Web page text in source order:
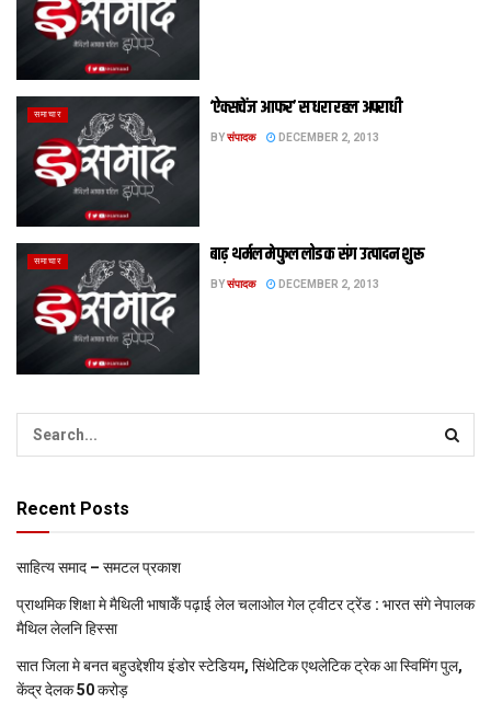
समाचार ‘ऐक्सचेंज आफर’ स धरा रहल अपराधी
BYसंपादक DECEMBER 2, 2013
समाचार बाढ़ थर्मल मे फुल लोड क संग उत्पादन शुरू
BYसंपादक DECEMBER 2, 2013
Recent Posts
साहित्य समाद – समटल प्रकाश
प्राथमिक शि‍क्षा मे मैथि‍ली भाषाकेँ पढ़ाई लेल चलाओल गेल ट्वीटर ट्रेंड : भारत संगे नेपालक
मैथिल लेलनि हिस्सा
सात जिला मे बनत बहुउद्देशीय इंडोर स्‍टेडि‍यम, सिंथेटिक एथलेटिक ट्रेक आ स्विमिंग पुल,
केंद्र देलक 50 करोड़